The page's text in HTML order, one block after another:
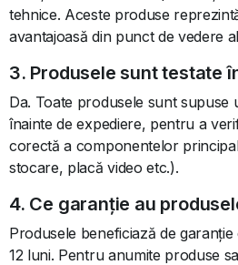
tehnice. Aceste produse
avantajoasă din punct de vedere
3. Produsele sunt testate
Da. Toate produsele sunt supuse
înainte de expediere, pentru a
corectă a componentelor
stocare, placă video etc.).
4. Ce garanție au
Produsele beneficiază de
12 luni. Pentru anumite produse